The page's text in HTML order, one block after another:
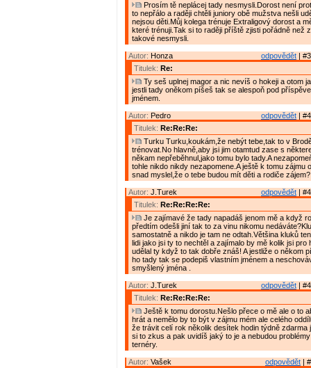
Prosím tě neplácej tady nesmysli.Dorost není
to nepřálo a raději chtěli juniory obě mužstva nešli
nejsou děti.Můj kolega trénuje Extraligový dorost a
které trénuji.Tak si to raději příště zjisti pořádně než
takové nesmysli.
odpovědět |
Autor: Honza
Titulek: Re:
Ty seš uplnej magor a nic nevíš o hokeji a otom
jestli tady oněkom píšeš tak se alespoň pod
jménem.
odpovědět |
Autor: Pedro
Titulek: Re:Re:Re:
Turku Turku,koukám,že nebýt tebe,tak to v
trénovat.No hlavně,aby jsi jim otamtud zase s
někam nepřeběhnul,jako tomu bylo tady.A
tohle nikdo nikdy nezapomene.A ještě k tomu zájmu
snad myslel,že o tebe budou mít děti a rodiče zájem?
odpovědět |
Autor: J.Turek
Titulek: Re:Re:Re:Re:
Je zajímavé že tady napadáš jenom mě a když
předtím odešli jiní tak to za vinu nikomu
samostatně a nikdo je tam ne odtah.Většina kluků
lidi jako jsi ty to nechtěl a zajímalo by mě kolik jsi pro
udělal ty když to tak dobře znáš! A jestliže o někom
ho tady tak se podepiš vlastním jménem a
smyšlený jména .
odpovědět |
Autor: J.Turek
Titulek: Re:Re:Re:Re:
Ještě k tomu dorostu.Nešlo přece o mě ale o to
hrát a nemělo by to být v zájmu mém ale celého
že trávit celí rok několik desítek hodin týdně zdarma
si to zkus a pak uvidíš jaký to je a nebudou
ternéry.
odpovědět |
Autor: Vašek